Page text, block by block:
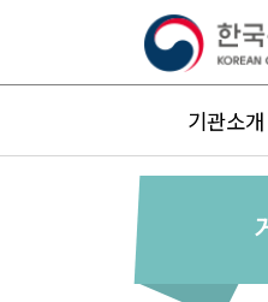
기관소개